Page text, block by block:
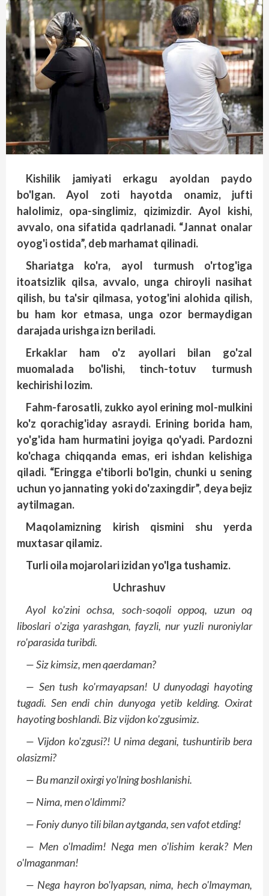
Kishilik jamiyati erkagu ayoldan paydo
bo'lgan. Ayol zoti hayotda onamiz, jufti
halolimiz, opa-singlimiz, qizimizdir. Ayol kishi,
avvalo, ona sifatida qadrlanadi. “Jannat onalar
oyog'i ostida”, deb marhamat qilinadi.
Shariatga ko'ra, ayol turmush o'rtog'iga
itoatsizlik qilsa, avvalo, unga chiroyli nasihat
qilish, bu ta'sir qilmasa, yotog'ini alohida qilish,
bu ham kor etmasa, unga ozor bermaydigan
darajada urishga izn beriladi.
Erkaklar ham o'z ayollari bilan go'zal
muomalada bo'lishi, tinch-totuv turmush
kechirishi lozim.
Fahm-farosatli, zukko ayol erining mol-mulkini
ko'z qorachig'iday asraydi. Erining borida ham,
yo'g'ida ham hurmatini joyiga qo'yadi. Pardozni
ko'chaga chiqqanda emas, eri ishdan kelishiga
qiladi. “Eringga e'tiborli bo'lgin, chunki u sening
uchun yo jannating yoki do'zaxingdir”, deya bejiz
aytilmagan.
Maqolamizning kirish qismini shu yerda
muxtasar qilamiz.
Turli oila mojarolari izidan yo'lga tushamiz.
Uchrashuv
Ayol ko'zini ochsa, soch-soqoli oppoq, uzun oq
liboslari o'ziga yarashgan, fayzli, nur yuzli nuroniylar
ro'parasida turibdi.
— Siz kimsiz, men qaerdaman?
— Sen tush ko'rmayapsan! U dunyodagi hayoting
tugadi. Sen endi chin dunyoga yetib kelding. Oxirat
hayoting boshlandi. Biz vijdon ko'zgusimiz.
— Vijdon ko'zgusi?! U nima degani, tushuntirib bera
olasizmi?
— Bu manzil oxirgi yo'lning boshlanishi.
— Nima, men o'ldimmi?
— Foniy dunyo tili bilan aytganda, sen vafot etding!
— Men o'lmadim! Nega men o'lishim kerak? Men
o'lmaganman!
— Nega hayron bo'lyapsan, nima, hech o'lmayman,